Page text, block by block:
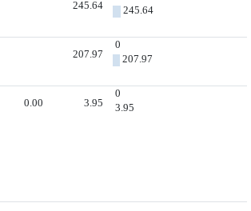
245.64
245.64
207.97
0
207.97
0.00 3.95
0
3.95